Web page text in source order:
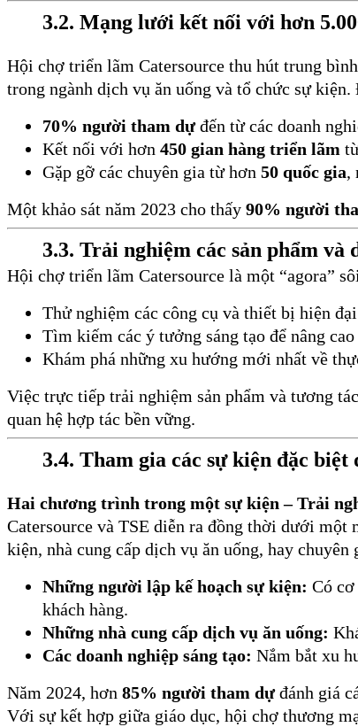
3.2. Mạng lưới kết nối với hơn
Hội chợ triển lãm Catersource thu hút trung
trong ngành dịch vụ ăn uống và tổ chức sự
70% người tham dựđến từ các doanh
Kết nối với hơn 450 gian hàng triển lãm
Gặp gỡ các chuyên gia từ hơn 50 quốc gia,
Một khảo sát năm 2023 cho thấy 90% người
3.3. Trải nghiệm các sản phẩm
Hội chợ triển lãm Catersource là một “agora”
Thử nghiệm các công cụ và thiết bị hiện
Tìm kiếm các ý tưởng sáng tạo để nâng
Khám phá những xu hướng mới nhất về
Việc trực tiếp trải nghiệm sản phẩm và tương
quan hệ hợp tác bền vững.
3.4. Tham gia các sự kiện đặc biệt
Hai chương trình trong một sự kiện – Trải
Catersource và TSE diễn ra đồng thời dưới một
kiện, nhà cung cấp dịch vụ ăn uống, hay
Những người lập kế hoạch sự kiện: Có
khách hàng.
Những nhà cung cấp dịch vụ ăn uống:
Các doanh nghiệp sáng tạo: Nắm bắt xu
Năm 2024, hơn 85% người tham dựđánh giá
Với sự kết hợp giữa giáo dục, hội chợ thương